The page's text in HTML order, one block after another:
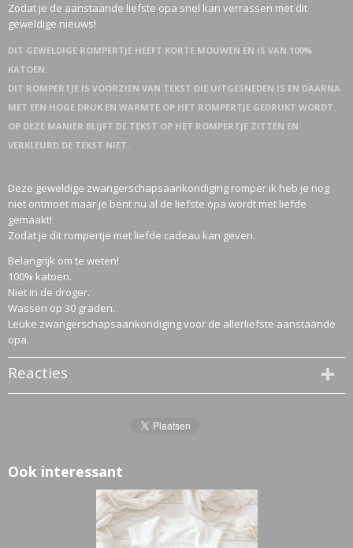
Zodat je de aanstaande liefste opa snel kan verrassen met dit
geweldige nieuws!
DIT GEWELDIGE ROMPERTJE HEEFT KORTE MOUWEN EN IS VAN 100%
KATOEN.
DIT ROMPERTJE IS VOORZIEN VAN TEKST DIE UITGESNEDEN IS EN DAARNA
MET EEN HOGE DRUK EN WARMTE OP HET ROMPERTJE GEDRUKT WORDT.
OP DEZE MANIER BLIJFT DE TEKST OP HET ROMPERTJE ZITTEN EN
VERKLEURD DE TEKST NIET.
Deze geweldige zwangerschapsaankondiging romper ik heb je nog
niet ontmoet maar je bent nu al de liefste opa wordt met liefde
gemaakt!
Zodat je dit rompertje met liefde cadeau kan geven.
Belangrijk om te weten!
100% katoen.
Niet in de droger.
Wassen op 30 graden.
Leuke zwangerschapsaankondiging voor de allerliefste aanstaande
opa.
Reacties
Ook interessant